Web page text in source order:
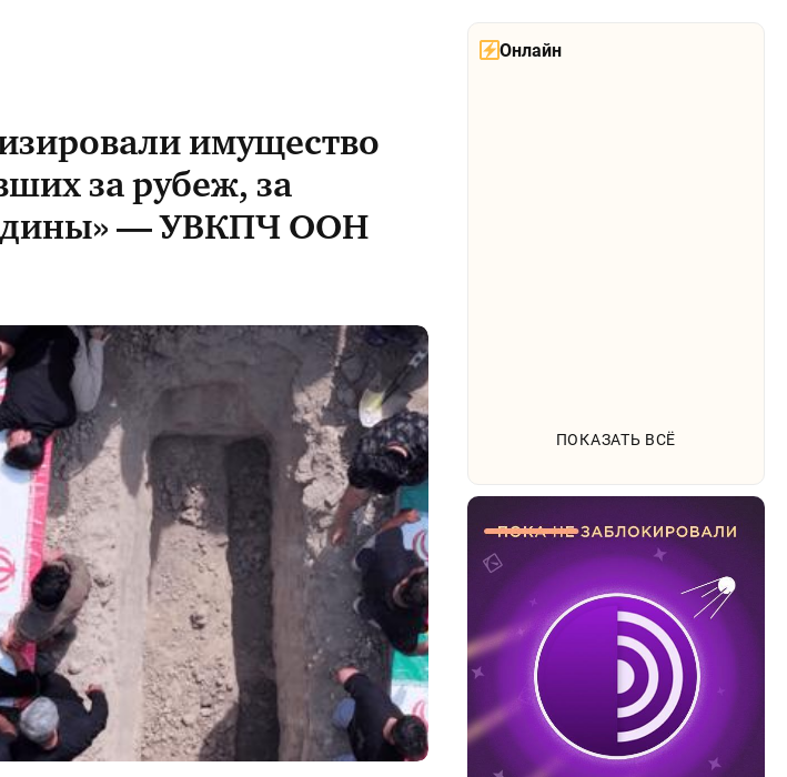
Онлайн
ПОКАЗАТЬ ВСЁ
имущество
за рубеж, за
— УВКПЧ ООН